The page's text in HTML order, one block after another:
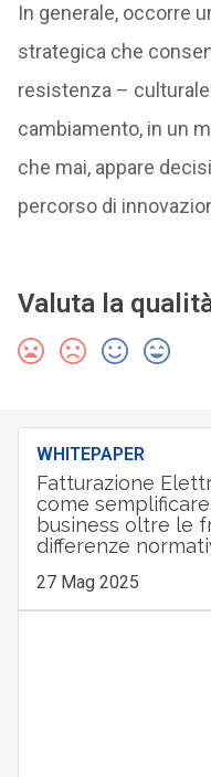
In generale, occorre
strategica che
resistenza –
cambiamento, in un
che mai, appare
percorso di
Valuta la
WHITEPAPER
Fatturazione
come
business oltre le
differenze
27 Mag 2025